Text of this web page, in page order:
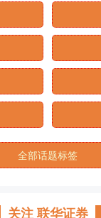
全部话题标签
关注 联华证券